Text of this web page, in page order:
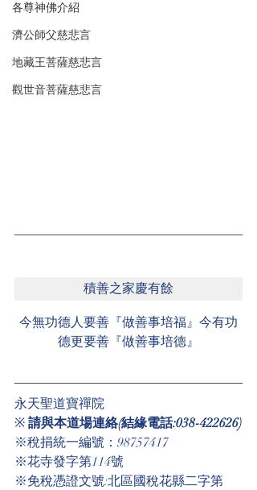
各尊神佛介紹
濟公師父慈悲言
地藏王菩薩慈悲言
觀世音菩薩慈悲言
積善之家慶有餘
今無功德人要善『做善事培福』今有功
德更要善『做善事培德』
永天聖道寶禪院
※ 請與本道場連絡(結緣電話:038-422626)
※稅捐統一編號：98757417
※花寺發字第114號
※免稅憑證文號:北區國稅花縣二字第